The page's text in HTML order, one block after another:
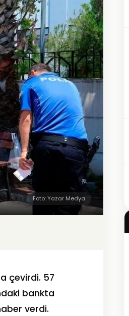
Foto: Yazar Medya
çevirdi. 57
bankta
verdi.